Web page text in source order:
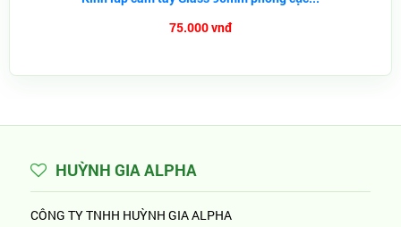
75.000 vnđ
HUỲNH GIA ALPHA
CÔNG TY TNHH HUỲNH GIA ALPHA